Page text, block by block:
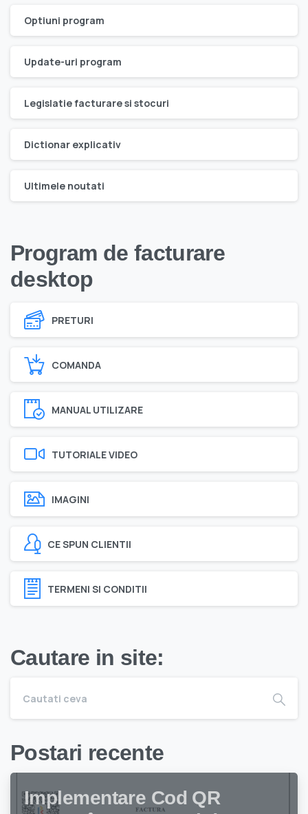
Optiuni program
Update-uri program
Legislatie facturare si stocuri
Dictionar explicativ
Ultimele noutati
Program de facturare
desktop
PRETURI
COMANDA
MANUAL UTILIZARE
TUTORIALE VIDEO
IMAGINI
CE SPUN CLIENTII
TERMENI SI CONDITII
Cautare in site:
Postari recente
Implementare Cod QR